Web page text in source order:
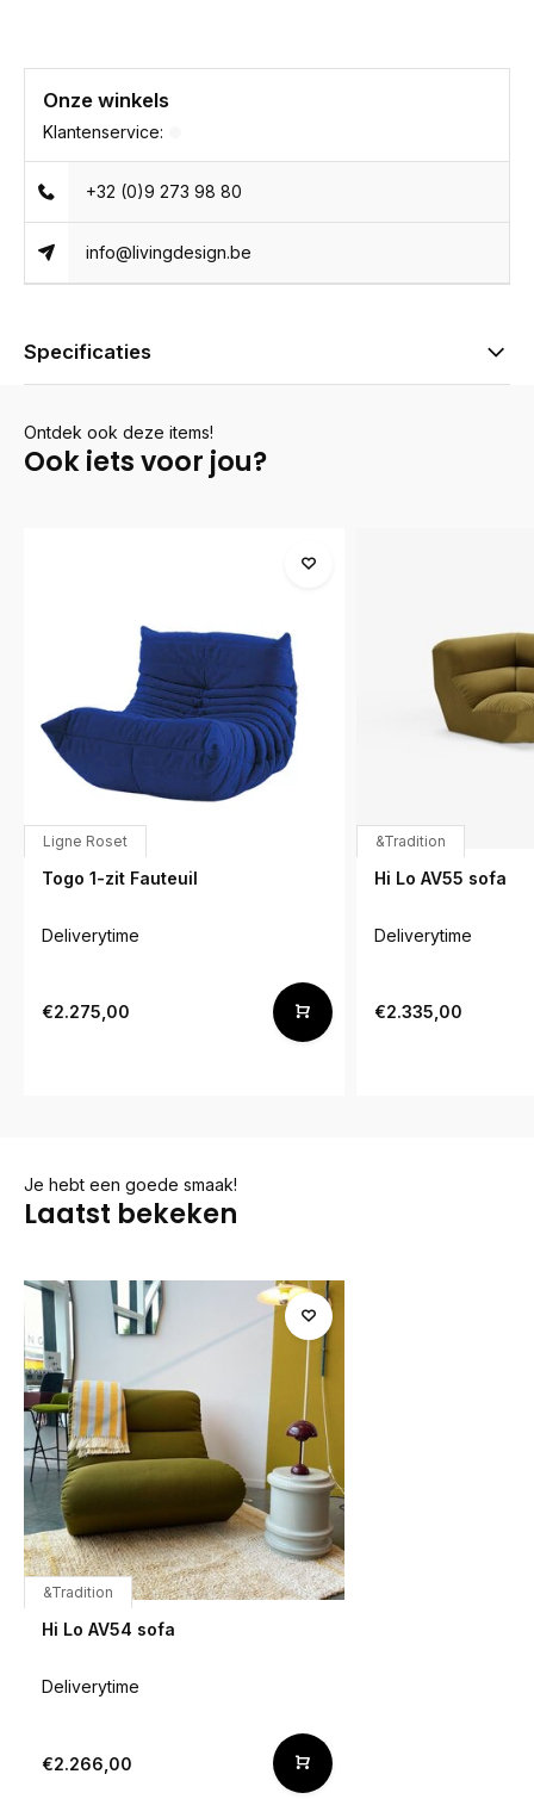
Onze winkels
Klantenservice:
+32 (0)9 273 98 80
info@livingdesign.be
Specificaties
Ontdek ook deze items!
Ook iets voor jou?
Ligne Roset
Togo 1-zit Fauteuil
Deliverytime
€2.275,00
&Tradition
Hi Lo AV55 sofa
Deliverytime
€2.335,00
Je hebt een goede smaak!
Laatst bekeken
&Tradition
Hi Lo AV54 sofa
Deliverytime
€2.266,00